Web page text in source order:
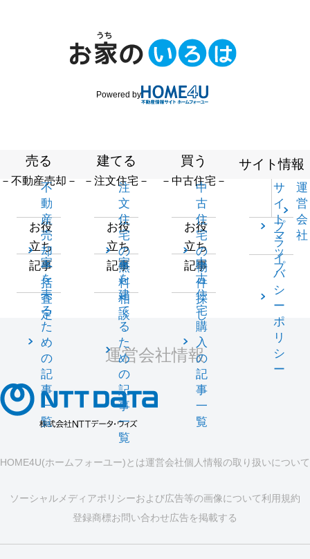
Powered by
売る
－不動産売却－
不
動
産
売
却
一
括
査
定
お役
立ち
記事
家
を
売
る
た
め
の
記
事
一
覧
建てる
－注文住宅－
注
文
住
宅
の
無
料
相
談
お役
立ち
記事
家
を
建
て
る
た
め
の
記
事
一
覧
買う
－中古住宅－
中
古
住
宅
の
物
件
探
し
お役
立ち
記事
中
古
住
宅
購
入
の
記
事
一
覧
サイト情報
サ
イ
ト
マ
ッ
プ
運
営
会
社
プ
ラ
イ
バ
シ
ー
ポ
リ
シ
ー
運営会社情報
HOME4U(ホームフォーユー)とは運営会社個人情報の取り扱いについて
ソーシャルメディアポリシーおよび広告等の画像について利用規約
登録商標お問い合わせ広告を掲載する